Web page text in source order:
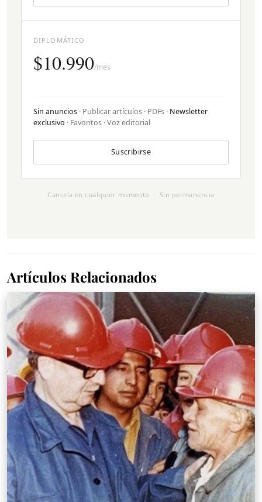
DIPLOMÁTICO
$10.990/mes
Sin anuncios · Publicar artículos · PDFs · Newsletter
exclusivo · Favoritos · Voz editorial
Suscribirse
Cancela en cualquier momento · Sin permanencia
Artículos Relacionados